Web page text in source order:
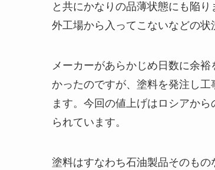
と共にかなりの品薄状態にも陥
外工場から入ってこないなどの状
メーカーがあらかじめ日数に余
かったのですが、塗料を発注し
ます。今回の値上げはロシアか
られています。
塗料はすなわち石油製品そのも